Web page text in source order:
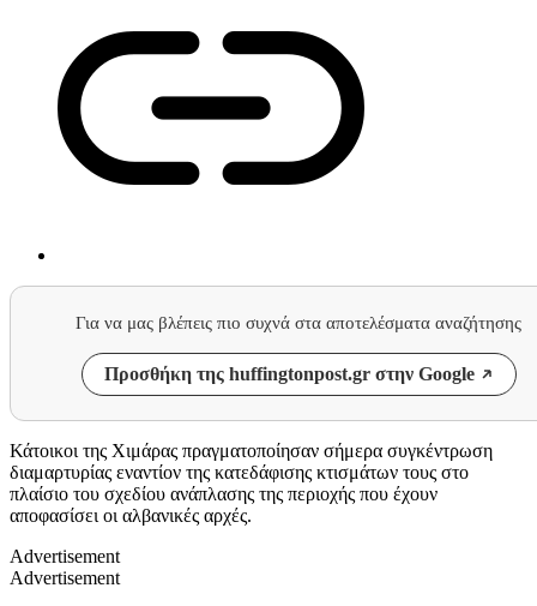
Για να μας βλέπεις πιο συχνά στα αποτελέσματα αναζήτησης
Προσθήκη της huffingtonpost.gr στην Google
Κάτοικοι της Χιμάρας πραγματοποίησαν σήμερα συγκέντρωση
διαμαρτυρίας εναντίον της κατεδάφισης κτισμάτων τους στο
πλαίσιο του σχεδίου ανάπλασης της περιοχής που έχουν
αποφασίσει οι αλβανικές αρχές.
Advertisement
Advertisement